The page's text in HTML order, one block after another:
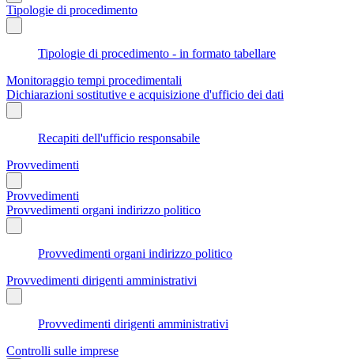
Tipologie di procedimento
Tipologie di procedimento - in formato tabellare
Monitoraggio tempi procedimentali
Dichiarazioni sostitutive e acquisizione d'ufficio dei dati
Recapiti dell'ufficio responsabile
Provvedimenti
Provvedimenti
Provvedimenti organi indirizzo politico
Provvedimenti organi indirizzo politico
Provvedimenti dirigenti amministrativi
Provvedimenti dirigenti amministrativi
Controlli sulle imprese